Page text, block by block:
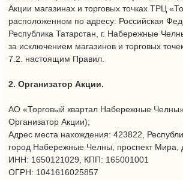
ИНН: 1650121029, КПП: 165001001
ОГРН: 1041616025857
Банковские реквизиты:
Р/с 40702810862000050402 в Отделении «Банк Татарстан» №
К/с 30101810600000000603, БИК 049205603.
августа 2025 года по 19часов 00 минут 31 августа 2025 года
2025 года по 19 часов 00 минут 31 августа 2025 года
включительно (по московскому времени).
3.3. Выдача приза производится на промо-стойке.
- в период с 09 августа 2025 года по 10 августа 2025
ТРЦ «Торговый квартал», по адресу: Республика Татарстан, г.